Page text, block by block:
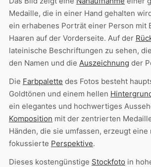
Medaille, die in einer Hand gehalten
ein erhabenes Porträt einer Person mit
Haaren auf der Vorderseite. Auf der
lateinische Beschriftungen zu sehen,
den Namen und die Auszeichnung der
Die Farbpalette des Fotos besteht
Goldtönen und einem hellen
ein elegantes und hochwertiges
Komposition mit der zentrierten
Händen, die sie umfassen, erzeugt eine
fokussierte Perspektive.
Dieses kostengünstige Stockfoto in